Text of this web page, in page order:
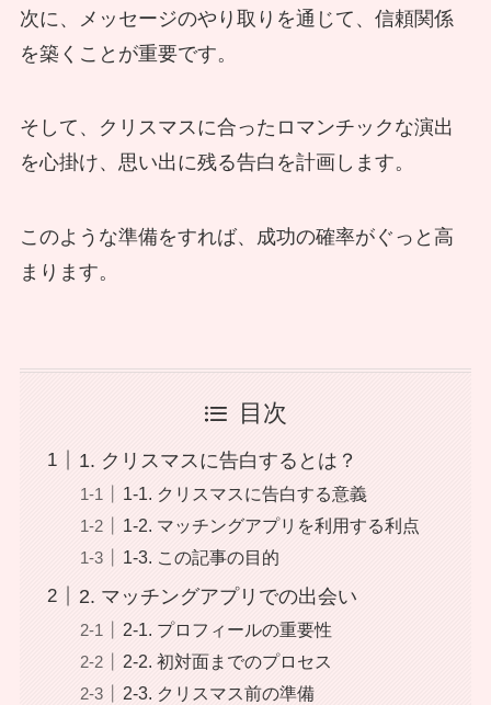
次に、メッセージのやり取りを通じて、信頼関係
を築くことが重要です。
そして、クリスマスに合ったロマンチックな演出
を心掛け、思い出に残る告白を計画します。
このような準備をすれば、成功の確率がぐっと高
まります。
目次
1. クリスマスに告白するとは？
1-1. クリスマスに告白する意義
1-2. マッチングアプリを利用する利点
1-3. この記事の目的
2. マッチングアプリでの出会い
2-1. プロフィールの重要性
2-2. 初対面までのプロセス
2-3. クリスマス前の準備